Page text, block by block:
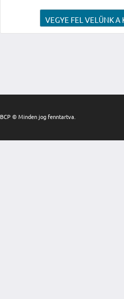
VEGYE FEL VELÜNK A
BCP © Minden jog fenntartva.